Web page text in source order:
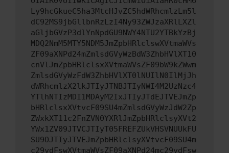
Ly9hcGkueC5ha3MtcHJvZC5hdWRhcmlzLm5l
dC92MS9jbGllbnRzLzI4Ny93ZWJzaXRlLXZl
aGljbGVzP3dlYnNpdGU9NWY4NTU2YTBkYzBj
MDQ2NmM5MTY5NDM5JmZpbHRlclswXVtmaWVs
ZF09aXNPd24mZmlsdGVyWzBdW3ZhbHVlXT10
cnVlJmZpbHRlclsxXVtmaWVsZF09bW9kZWwm
ZmlsdGVyWzFdW3ZhbHVlXT0lNUIlN0IlMjJh
dWRhcmlzX2lkJTIyJTNBJTIyNWI4M2UzNzc4
YTlhNTIzMDI1MDAyM2IxJTIyJTdEJTVEJmZp
bHRlclsxXVtvcF09SU4mZmlsdGVyWzJdW2Zp
ZWxkXT11c2FnZVN0YXRlJmZpbHRlclsyXVt2
YWx1ZV09JTVCJTIyT05FREFZUkVHSVNUUkFU
SU9OJTIyJTVEJmZpbHRlclsyXVtvcF09SU4m
c29ydFswXVtmaWVsZF09aXNPd24mc29ydFsw